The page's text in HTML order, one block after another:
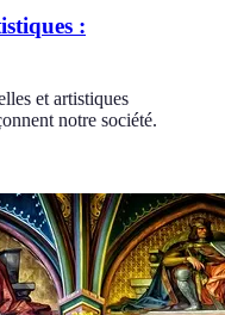
:
et artistiques
notre société.